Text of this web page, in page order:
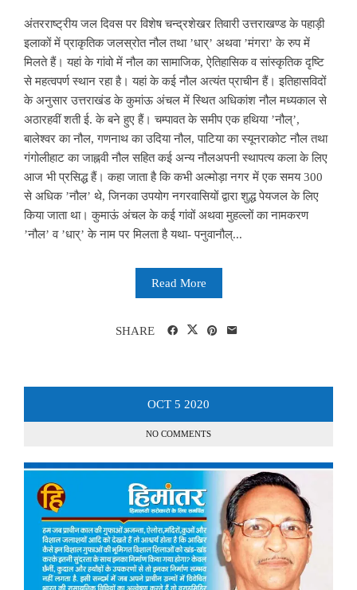
अंतरराष्ट्रीय जल दिवस पर विशेष चन्द्रशेखर तिवारी उत्तराखण्ड के पहाड़ी
इलाकों में प्राकृतिक जलस्रोत नौल तथा ’धार्’ अथवा ’मंगरा’ के रुप में
मिलते हैं। यहां के गांवो में नौल का सामाजिक, ऐतिहासिक व सांस्कृतिक दृष्टि
से महत्वपर्ण स्थान रहा है। यहां के कई नौल अत्यंत प्राचीन हैं। इतिहासविदों
के अनुसार उत्तराखंड के कुमांऊ अंचल में स्थित अधिकांश नौल मध्यकाल से
अठारहवीं शती ई. के बने हुए हैं। चम्पावत के समीप एक हथिया ’नौल्’,
बालेश्वर का नौल, गणनाथ का उदिया नौल, पाटिया का स्यूनराकोट नौल तथा
गंगोलीहाट का जाह्नवी नौल सहित कई अन्य नौलअपनी स्थापत्य कला के लिए
आज भी प्रसिद्ध हैं। कहा जाता है कि कभी अल्मोड़ा नगर में एक समय 300
से अधिक ’नौल’ थे, जिनका उपयोग नगरवासियों द्वारा शुद्ध पेयजल के लिए
किया जाता था। कुमाऊं अंचल के कई गांवों अथवा मुहल्लों का नामकरण
’नौल’ व ’धार्’ के नाम पर मिलता है यथा- पनुवानौल्...
Read More
SHARE
OCT 5 2020
NO COMMENTS